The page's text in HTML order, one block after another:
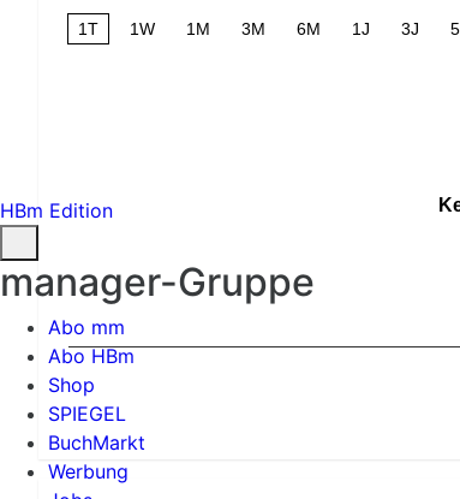
1T 1W 1M 3M 6M 1J 3J
HBm Edition
manager-Gruppe
Abo mm
Abo HBm
Shop
SPIEGEL
BuchMarkt
Werbung